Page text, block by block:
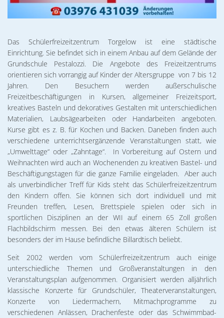
Das Schülerfreizeitzentrum Torgelow ist eine städtische
Einrichtung. Sie befindet sich in einem Anbau auf dem Gelände der
Grundschule Pestalozzi. Die Angebote des Freizeitzentrums
orientieren sich vorrangig auf Kinder der Altersgruppe von 7 bis 12
Jahren. Den Besuchern werden außerschulische
Freizeitbeschäftigungen in Kursen, allgemeiner Freizeitsport,
kreatives Basteln und dekoratives Gestalten mit unterschiedlichen
Materialien, Laubsägearbeiten oder Handarbeiten angeboten.
Kurse gibt es z. B. für Kochen und Backen. Daneben finden auch
verschiedene unterrichtsergänzende Veranstaltungen statt, wie
„Umwelttage“ oder „Zahntage“. In Vorbereitung auf Ostern und
Weihnachten wird auch an Wochenenden zu kreativen Bastel- und
Beschäftigungstagen für die ganze Familie eingeladen. Aber auch
als unverbindlicher Treff für Kids steht das Schülerfreizeitzentrum
den Kindern offen. Sie können sich dort individuell und mit
Freunden treffen, Lesen, Brettspiele spielen oder sich in
sportlichen Disziplinen an der WII auf einem 65 Zoll großen
Flachbildschirm messen. Bei den etwas älteren Schülern ist
besonders der im Hause befindliche Billardtisch beliebt.
Seit 2002 werden vom Schülerfreizeitzentrum auch einige
unterschiedliche Themen und Großveranstaltungen in den
Veranstaltungsplan aufgenommen. Organisiert werden alljährlich
klassische Konzerte für Grundschüler, Theaterveranstaltungen,
Konzerte von Liedermachern, Mitmachprogramme zu
verschiedenen Anlässen, Drachenfeste oder das Schwimmbad-